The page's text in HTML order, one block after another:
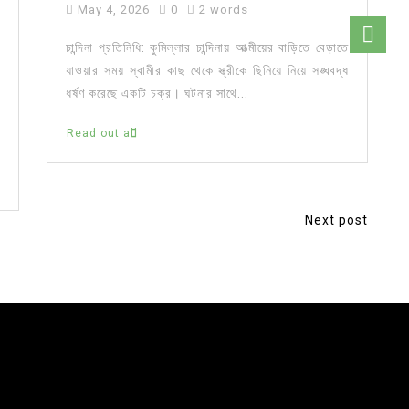
May 4, 2026 0 2 words
চান্দিনা প্রতিনিধি: কুমিল্লার চান্দিনায় আত্মীয়ের বাড়িতে বেড়াতে
যাওয়ার সময় স্বামীর কাছ থেকে স্ত্রীকে ছিনিয়ে নিয়ে সঙ্ঘবদ্ধ
ধর্ষণ করেছে একটি চক্র। ঘটনার সাথে...
Read out all
Next post